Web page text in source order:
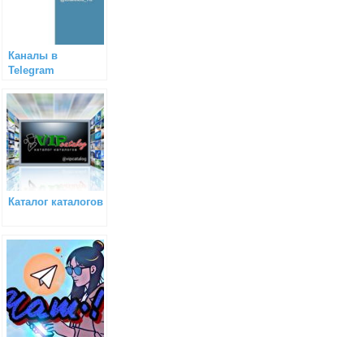
Каналы в
Telegram
Каталог каталогов